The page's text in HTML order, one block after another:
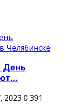
День
2023 0 391